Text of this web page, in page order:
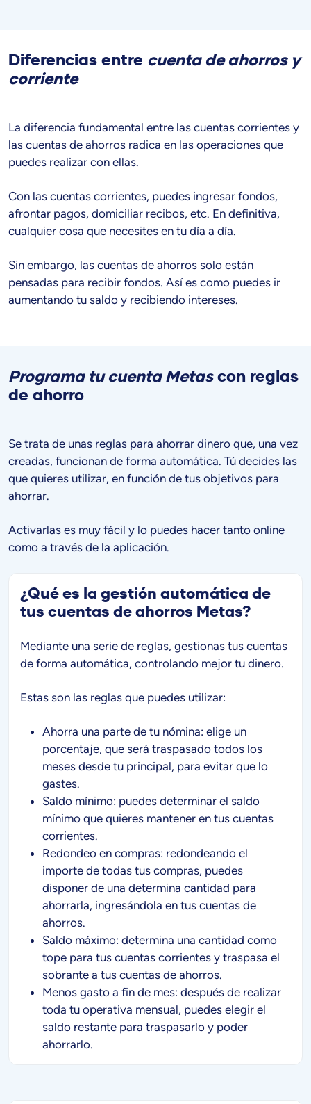
Diferencias entre cuenta de ahorros y
corriente
La diferencia fundamental entre las cuentas corrientes y
las cuentas de ahorros radica en las operaciones que
puedes realizar con ellas.
Con las cuentas corrientes, puedes ingresar fondos,
afrontar pagos, domiciliar recibos, etc. En definitiva,
cualquier cosa que necesites en tu día a día.
Sin embargo, las cuentas de ahorros solo están
pensadas para recibir fondos. Así es como puedes ir
aumentando tu saldo y recibiendo intereses.
Programa tu cuenta Metascon reglas
de ahorro
Se trata de unas reglas para ahorrar dinero que, una vez
creadas, funcionan de forma automática. Tú decides las
que quieres utilizar, en función de tus objetivos para
ahorrar.
Activarlas es muy fácil y lo puedes hacer tanto online
como a través de la aplicación.
¿Qué es la gestión automática de
tus cuentas de ahorros Metas?
Mediante una serie de reglas, gestionas tus cuentas
de forma automática, controlando mejor tu dinero.
Estas son las reglas que puedes utilizar:
Ahorra una parte de tu nómina: elige un
porcentaje, que será traspasado todos los
meses desde tu principal, para evitar que lo
gastes.
Saldo mínimo: puedes determinar el saldo
mínimo que quieres mantener en tus cuentas
corrientes.
Redondeo en compras: redondeando el
importe de todas tus compras, puedes
disponer de una determina cantidad para
ahorrarla, ingresándola en tus cuentas de
ahorros.
Saldo máximo: determina una cantidad como
tope para tus cuentas corrientes y traspasa el
sobrante a tus cuentas de ahorros.
Menos gasto a fin de mes: después de realizar
toda tu operativa mensual, puedes elegir el
saldo restante para traspasarlo y poder
ahorrarlo.